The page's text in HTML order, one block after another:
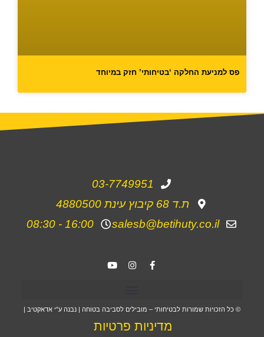
פס למניעת החלקה ‘בטיחותי’ חזק במיוחד
03-7749951
ת.ד 68 קיבוץ עינת 4880500
salesb@betihuty.co.il
16:00 - 08:30
© כל הזכויות שמורות לבטיחותי – מובילים לסביבה בטוחה | נבנה ע”י אדאקטיב |
מדיניות פרטיות